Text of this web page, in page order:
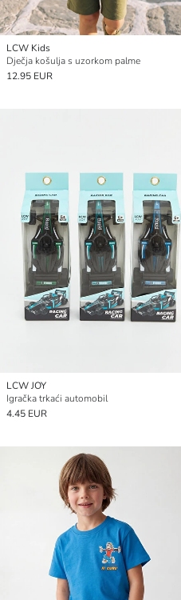
LCW Kids
Dječja košulja s uzorkom palme
12.95 EUR
LCW JOY
Igračka trkaći automobil
4.45 EUR